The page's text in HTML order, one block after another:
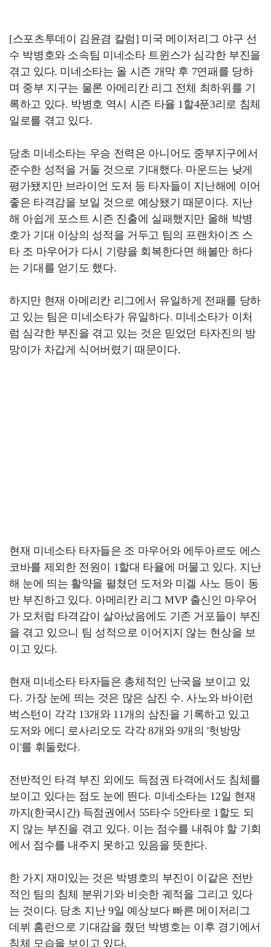
[스포츠투데이 김윤겸 칼럼] 미국 메이저리그 야구 선
수 박병호와 소속팀 미네소타 트윈스가 심각한 부진을
겪고 있다. 미네소타는 올 시즌 개막 후 7연패를 당하
며 중부 지구는 물론 아메리칸 리그 전체 최하위를 기
록하고 있다. 박병호 역시 시즌 타율 1할4푼3리로 침체
일로를 겪고 있다.
당초 미네소타는 우승 전력은 아니어도 중부지구에서
준수한 성적을 거둘 것으로 기대했다. 마운드는 낮게
평가됐지만 브라이언 도저 등 타자들이 지난해에 이어
좋은 타격감을 보일 것으로 예상됐기 때문이다. 지난
해 아쉽게 포스트 시즌 진출에 실패했지만 올해 박병
호가 기대 이상의 성적을 거두고 팀의 프랜차이즈 스
타 조 마우어가 다시 기량을 회복한다면 해볼만 하다
는 기대를 얻기도 했다.
하지만 현재 아메리칸 리그에서 유일하게 전패를 당하
고 있는 팀은 미네소타가 유일하다. 미네소타가 이처
럼 심각한 부진을 겪고 있는 것은 믿었던 타자진의 방
망이가 차갑게 식어버렸기 때문이다.
현재 미네소타 타자들은 조 마우어와 에두아르도 에스
코바를 제외한 전원이 1할대 타율에 머물고 있다. 지난
해 눈에 띄는 활약을 펼쳤던 도저와 미겔 사노 등이 동
반 부진하고 있다. 아메리칸 리그 MVP 출신인 마우어
가 모처럼 타격감이 살아났음에도 기존 거포들이 부진
을 겪고 있으니 팀 성적으로 이어지지 않는 현상을 보
이고 있다.
현재 미네소타 타자들은 총체적인 난국을 보이고 있
다. 가장 눈에 띄는 것은 많은 삼진 수. 사노와 바이런
벅스턴이 각각 13개와 11개의 삼진을 기록하고 있고
도저와 에디 로사리오도 각각 8개와 9개의 '헛방망
이'를 휘둘렀다.
전반적인 타격 부진 외에도 득점권 타격에서도 침체를
보이고 있다는 점도 눈에 띈다. 미네소타는 12일 현재
까지(한국시간) 득점권에서 55타수 5안타로 1할도 되
지 않는 부진을 겪고 있다. 이는 점수를 내줘야 할 기회
에서 점수를 내주지 못하고 있음을 뜻한다.
한 가지 재미있는 것은 박병호의 부진이 이같은 전반
적인 팀의 침체 분위기와 비슷한 궤적을 그리고 있다
는 것이다. 당초 지난 9일 예상보다 빠른 메이저리그
데뷔 홈런으로 기대감을 줬던 박병호는 이후 경기에서
침체 모습을 보이고 있다.